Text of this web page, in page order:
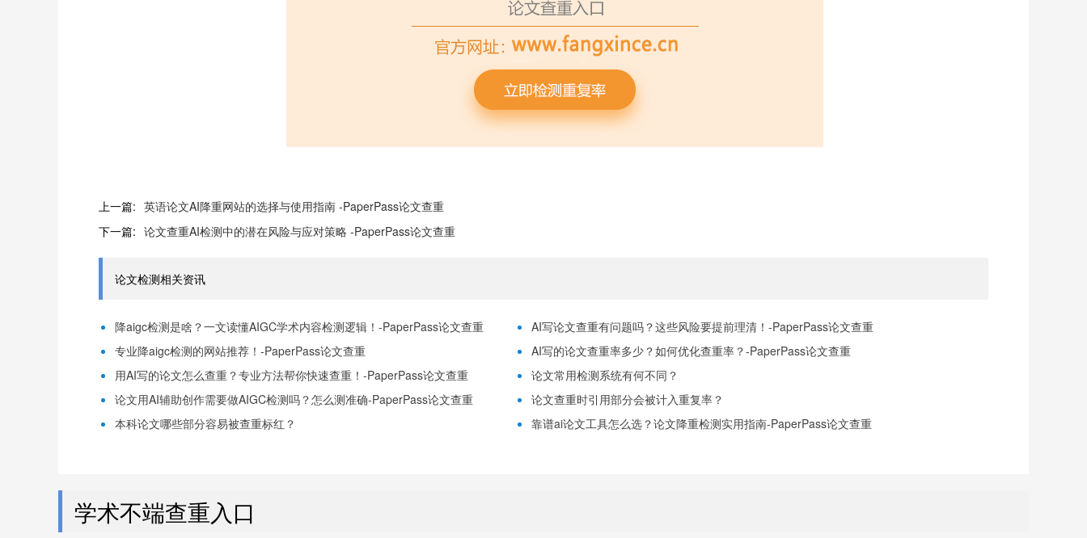
上一篇: 英语论文AI降重网站的选择与使用指南 -PaperPass论文查重
下一篇: 论文查重AI检测中的潜在风险与应对策略 -PaperPass论文查重
论文检测相关资讯
降aigc检测是啥？一文读懂AIGC学术内容检测逻辑！-PaperPass论文查重
AI写论文查重有问题吗？这些风险要提前理清！-PaperPass论文查重
专业降aigc检测的网站推荐！-PaperPass论文查重
AI写的论文查重率多少？如何优化查重率？-PaperPass论文查重
用AI写的论文怎么查重？专业方法帮你快速查重！-PaperPass论文查重
论文常用检测系统有何不同？
论文用AI辅助创作需要做AIGC检测吗？怎么测准确-PaperPass论文查重
论文查重时引用部分会被计入重复率？
本科论文哪些部分容易被查重标红？
靠谱ai论文工具怎么选？论文降重检测实用指南-PaperPass论文查重
学术不端查重入口